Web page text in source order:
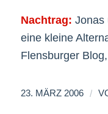
Nachtrag: Jonas
eine kleine
Flensburger
23. MÄRZ 2006 /